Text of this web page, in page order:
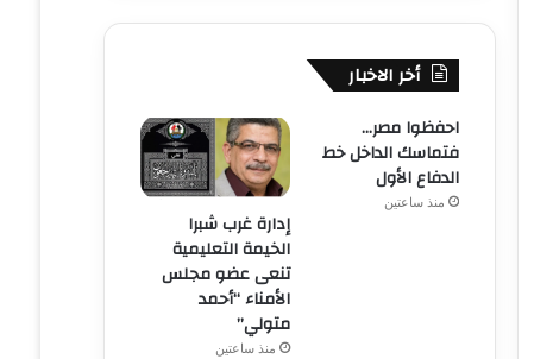
أخر الاخبار
احفظوا مصر…
فتماسك الداخل خط
الدفاع الأول
منذ ساعتين
إدارة غرب شبرا
الخيمة التعليمية
تنعى عضو مجلس
الأمناء “أحمد
متولي”
منذ ساعتين